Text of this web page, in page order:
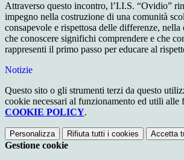
Attraverso questo incontro, l’I.I.S. “Ovidio”
impegno nella costruzione di una comunità
consapevole e rispettosa delle differenze,
che conoscere significhi comprendere e che
rappresenti il primo passo per educare al
Notizie
Questo sito o gli strumenti terzi da questo
cookie necessari al funzionamento ed utili alle
COOKIE POLICY.
Personalizza Rifiuta tutti i cookies Accetta
Gestione cookie